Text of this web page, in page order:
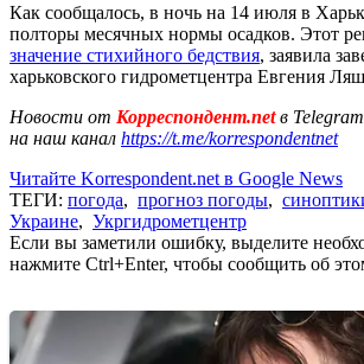
Как сообщалось, в ночь на 14 июля в
полторы месячных нормы осадков. Этот
значение стихийного бедствия, заявила
харьковского гидрометцентра Евгения
Новости от Корреспондент.netв
на наш канал https://t.me/korrespondentnet
Читайте Korrespondent.net в Google News
ТЕГИ: погода, прогноз погоды,
Украине, Укргидрометцентр
Если вы заметили ошибку, выделите
нажмите Ctrl+Enter, чтобы сообщить об